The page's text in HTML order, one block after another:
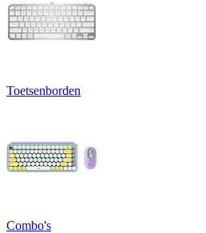
Toetsenborden
Combo's